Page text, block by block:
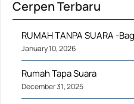
Cerpen Terbaru
RUMAH TANPA SUARA -
January 10, 2026
Rumah Tapa Suara
December 31, 2025